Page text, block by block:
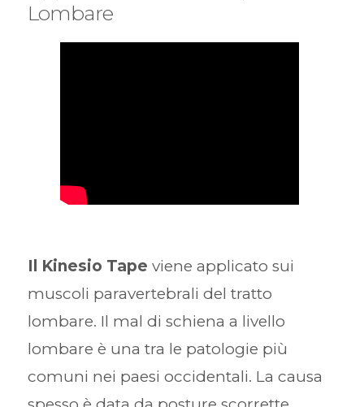
Lombare
Il Kinesio Tape viene applicato sui
muscoli paravertebrali del tratto
lombare. Il mal di schiena a livello
lombare è una tra le patologie più
comuni nei paesi occidentali. La causa